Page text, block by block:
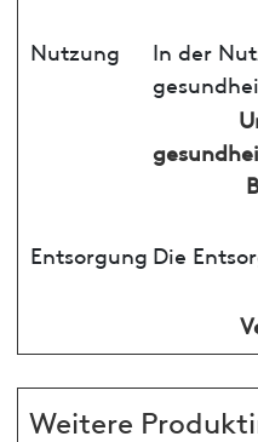
Nutzung
In der
Entsorgung Die
Weitere